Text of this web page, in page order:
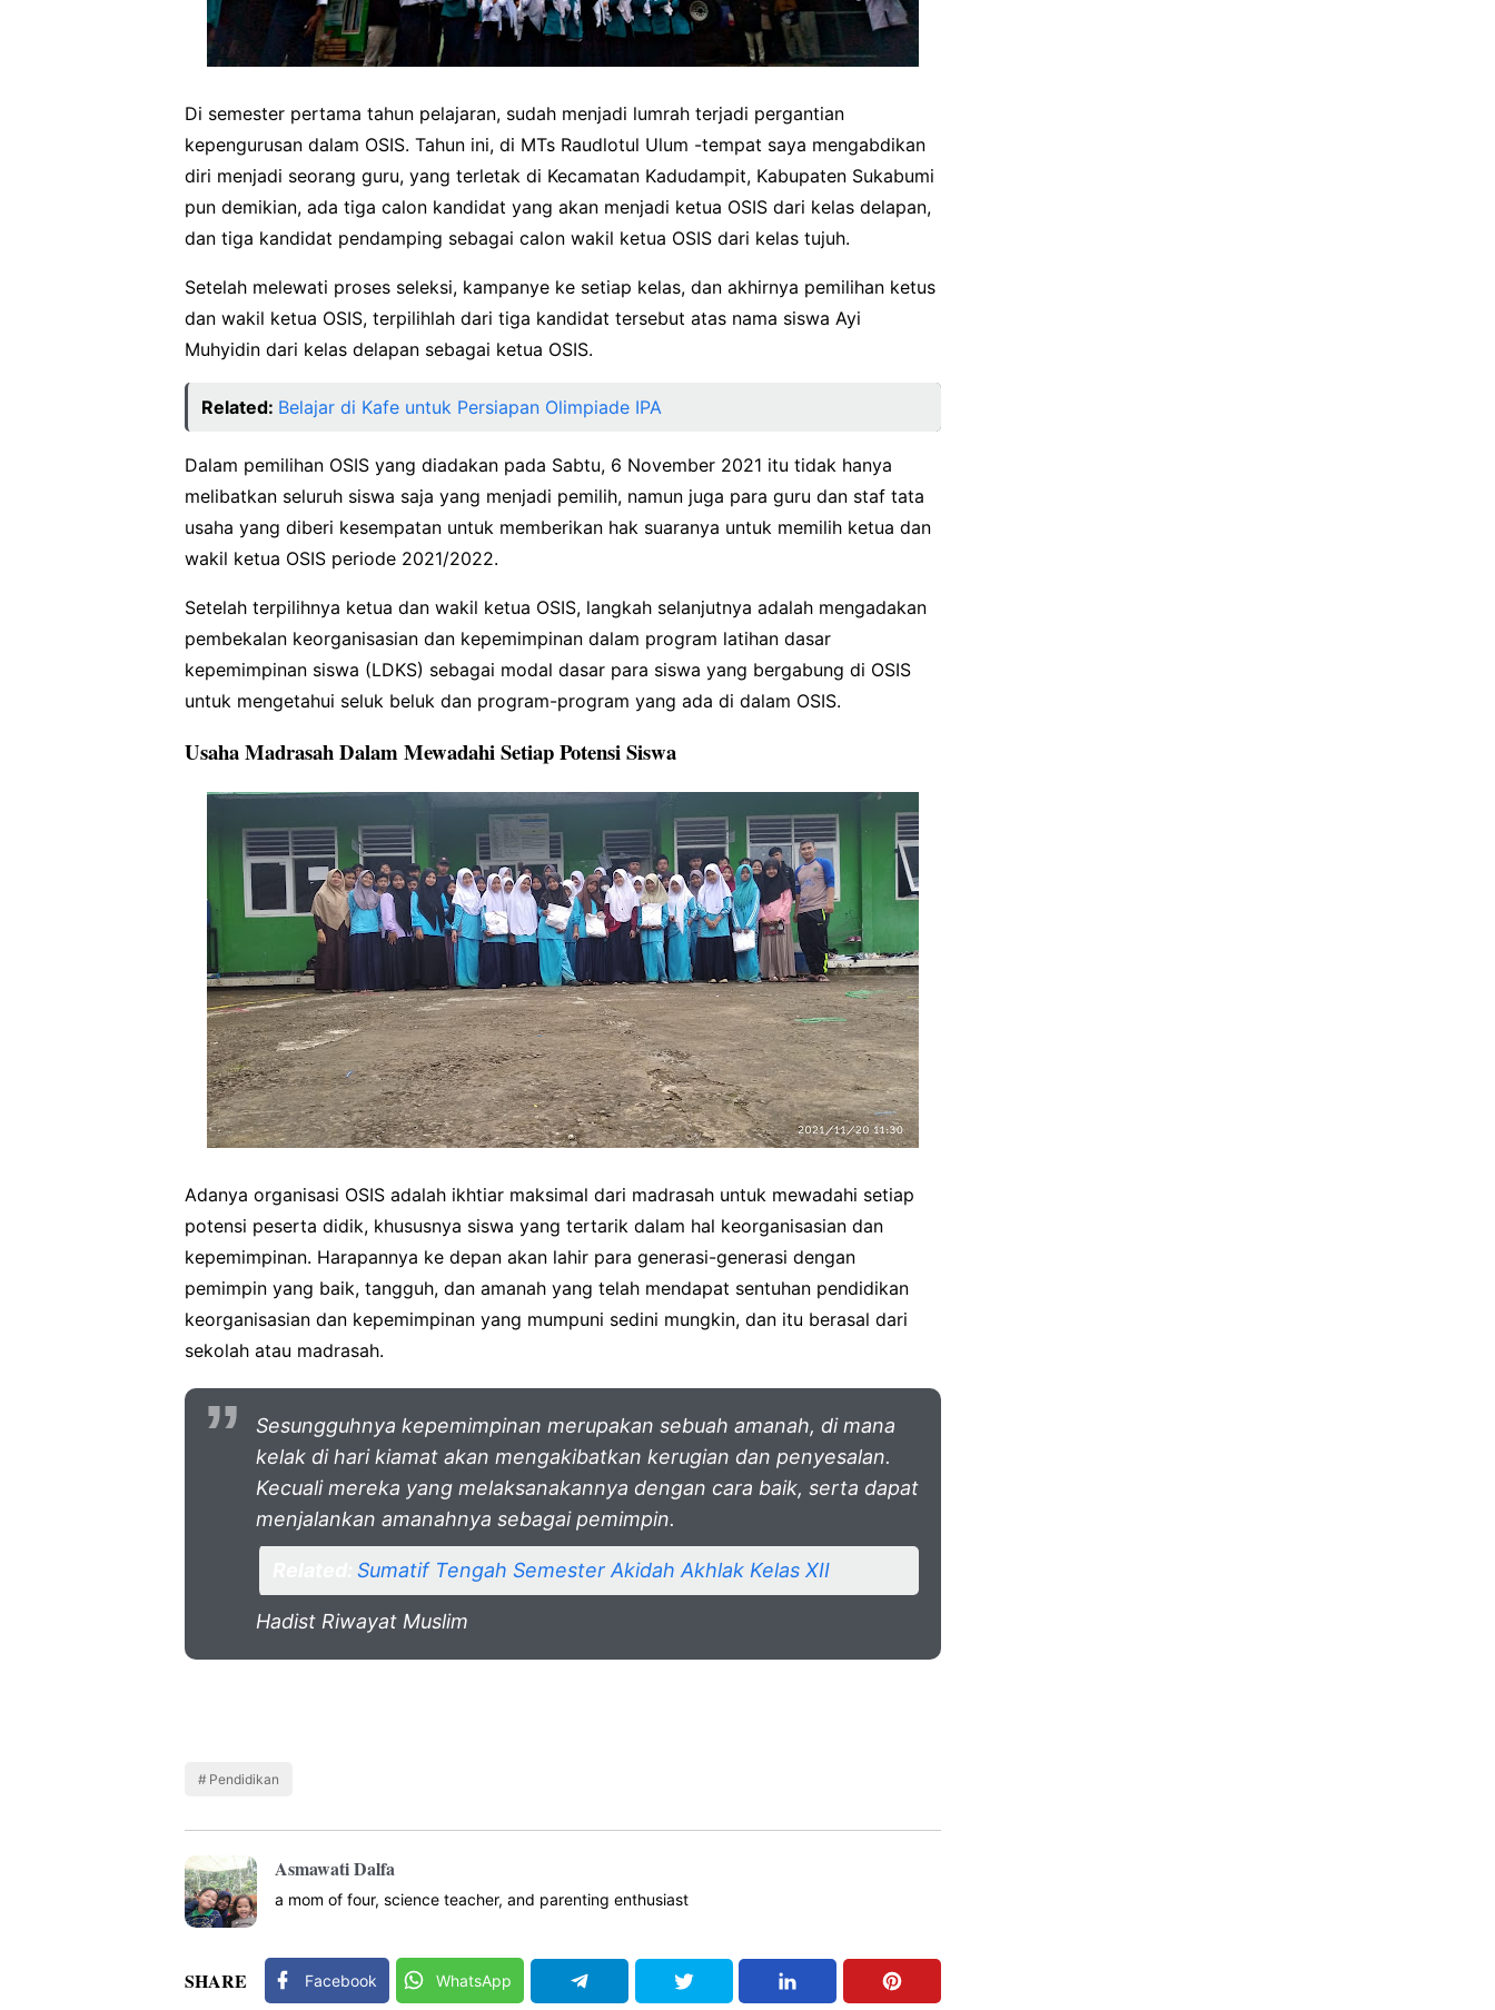
Di semester pertama tahun pelajaran, sudah menjadi lumrah terjadi pergantian
kepengurusan dalam OSIS. Tahun ini, di MTs Raudlotul Ulum -tempat saya mengabdikan
diri menjadi seorang guru, yang terletak di Kecamatan Kadudampit, Kabupaten Sukabumi
pun demikian, ada tiga calon kandidat yang akan menjadi ketua OSIS dari kelas delapan,
dan tiga kandidat pendamping sebagai calon wakil ketua OSIS dari kelas tujuh.
Setelah melewati proses seleksi, kampanye ke setiap kelas, dan akhirnya pemilihan ketus
dan wakil ketua OSIS, terpilihlah dari tiga kandidat tersebut atas nama siswa Ayi
Muhyidin dari kelas delapan sebagai ketua OSIS.
Related: Belajar di Kafe untuk Persiapan Olimpiade IPA
Dalam pemilihan OSIS yang diadakan pada Sabtu, 6 November 2021 itu tidak hanya
melibatkan seluruh siswa saja yang menjadi pemilih, namun juga para guru dan staf tata
usaha yang diberi kesempatan untuk memberikan hak suaranya untuk memilih ketua dan
wakil ketua OSIS periode 2021/2022.
Setelah terpilihnya ketua dan wakil ketua OSIS, langkah selanjutnya adalah mengadakan
pembekalan keorganisasian dan kepemimpinan dalam program latihan dasar
kepemimpinan siswa (LDKS) sebagai modal dasar para siswa yang bergabung di OSIS
untuk mengetahui seluk beluk dan program-program yang ada di dalam OSIS.
Usaha Madrasah Dalam Mewadahi Setiap Potensi Siswa
Adanya organisasi OSIS adalah ikhtiar maksimal dari madrasah untuk mewadahi setiap
potensi peserta didik, khususnya siswa yang tertarik dalam hal keorganisasian dan
kepemimpinan. Harapannya ke depan akan lahir para generasi-generasi dengan
pemimpin yang baik, tangguh, dan amanah yang telah mendapat sentuhan pendidikan
keorganisasian dan kepemimpinan yang mumpuni sedini mungkin, dan itu berasal dari
sekolah atau madrasah.
Sesungguhnya kepemimpinan merupakan sebuah amanah, di mana
kelak di hari kiamat akan mengakibatkan kerugian dan penyesalan.
Kecuali mereka yang melaksanakannya dengan cara baik, serta dapat
menjalankan amanahnya sebagai pemimpin.
Sumatif Tengah Semester Akidah Akhlak Kelas XII
Hadist Riwayat Muslim
Pendidikan
Asmawati Dalfa
a mom of four, science teacher, and parenting enthusiast
SHARE Facebook WhatsApp